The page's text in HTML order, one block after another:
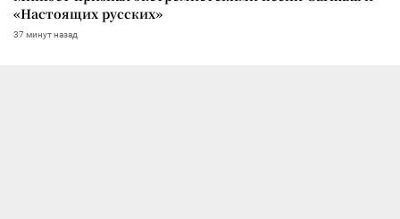
«Настоящих русских»
37 минут назад